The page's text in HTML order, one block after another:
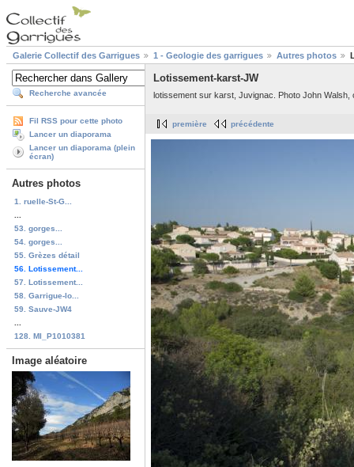
Galerie Collectif des Garrigues 1 - Geologie des garrigues Autres photos
Recherche avancée
Fil RSS pour cette photo
Lancer un diaporama
Lancer un diaporama (plein
écran)
Autres photos
1. ruelle-St-G...
53. gorges...
54. gorges...
55. Grèzes détail
56. Lotissement...
57. Lotissement...
58. Garrigue-lo...
59. Sauve-JW4
128. MI_P1010381
Image aléatoire
Lotissement-karst-JW
lotissement sur karst, Juvignac. Photo John Walsh,
première précédente